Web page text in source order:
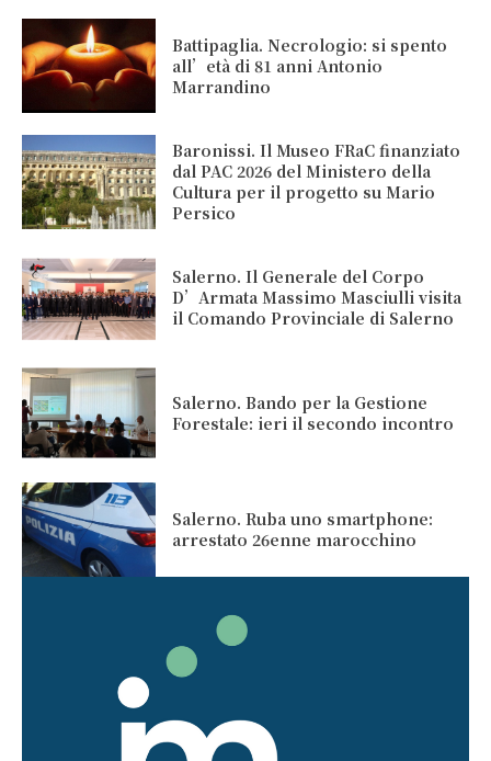
Battipaglia. Necrologio: si spento
all’età di 81 anni Antonio
Marrandino
Baronissi. Il Museo FRaC finanziato
dal PAC 2026 del Ministero della
Cultura per il progetto su Mario
Persico
Salerno. Il Generale del Corpo
D’Armata Massimo Masciulli visita
il Comando Provinciale di Salerno
Salerno. Bando per la Gestione
Forestale: ieri il secondo incontro
Salerno. Ruba uno smartphone:
arrestato 26enne marocchino